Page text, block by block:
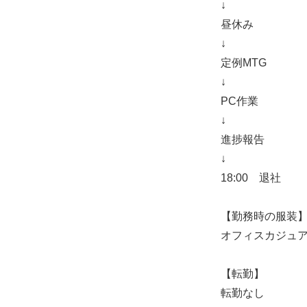
↓
昼休み
↓
定例MTG
↓
PC作業
↓
進捗報告
↓
18:00 退社
【勤務時の服装
オフィスカジュ
【転勤】
転勤なし